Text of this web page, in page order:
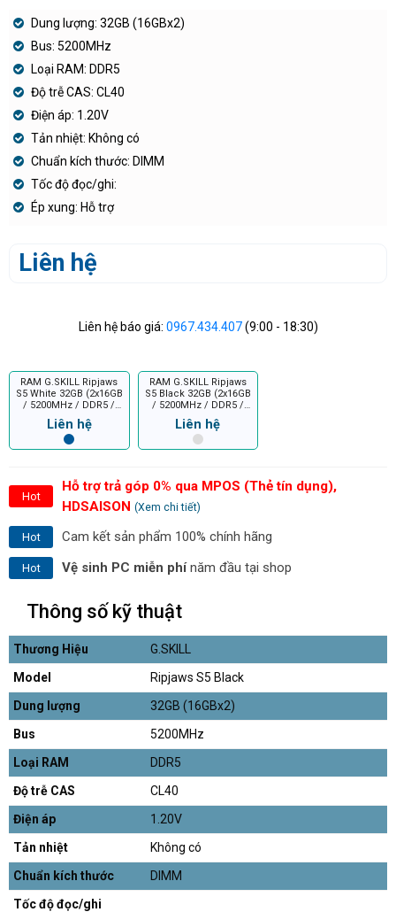
Dung lượng: 32GB (16GBx2)
Bus: 5200MHz
Loại RAM: DDR5
Độ trễ CAS: CL40
Điện áp: 1.20V
Tản nhiệt: Không có
Chuẩn kích thước: DIMM
Tốc độ đọc/ghi:
Ép xung: Hỗ trợ
Liên hệ
Liên hệ báo giá: 0967.434.407(9:00 - 18:30)
RAM G.SKILL Ripjaws
S5 White 32GB (2x16GB
/ 5200MHz / DDR5 /
CL40 / 1.20V)
Liên hệ
RAM G.SKILL Ripjaws
S5 Black 32GB (2x16GB
/ 5200MHz / DDR5 /
CL40 / 1.20V)
Liên hệ
Hot
Hỗ trợ trả góp 0% qua MPOS (Thẻ tín dụng),
HDSAISON (Xem chi tiết)
Hot Cam kết sản phẩm 100% chính hãng
Hot Vệ sinh PC miễn phínăm đầu tại shop
Thông số kỹ thuật
Thương Hiệu
G.SKILL
Model
Ripjaws S5 Black
Dung lượng
32GB (16GBx2)
Bus
5200MHz
Loại RAM
DDR5
Độ trễ CAS
CL40
Điện áp
1.20V
Tản nhiệt
Không có
Chuẩn kích thước
DIMM
Tốc độ đọc/ghi